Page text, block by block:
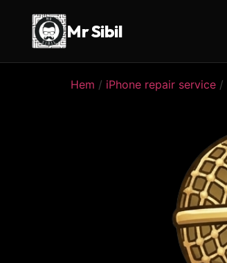
Mr Sibil
Hem / iPhone repair service /